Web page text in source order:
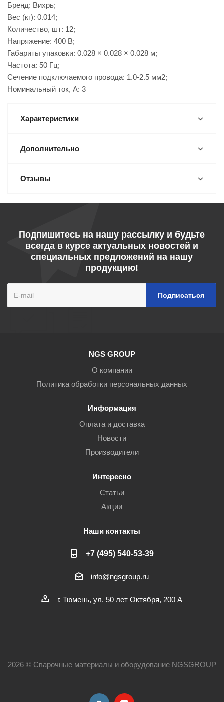
Бренд: Вихрь;
Вес (кг): 0.014;
Количество, шт: 12;
Напряжение: 400 В;
Габариты упаковки: 0.028 × 0.028 × 0.028 м;
Частота: 50 Гц;
Сечение подключаемого провода: 1.0-2.5 мм2;
Номинальный ток, А: 3
Характеристики
Дополнительно
Отзывы
Подпишитесь на нашу рассылку и будьте
всегда в курсе актуальных новостей и
специальных предложений на нашу
продукцию!
NGS GROUP
О компании
Политика обработки персональных данных
Информация
Оплата и доставка
Новости
Производители
Интересно
Статьи
Акции
Наши контакты
+7 (495) 540-53-39
info@ngsgroup.ru
г. Тюмень, ул. 50 лет Октября, 200 А
2026 © Сварочные материалы и оборудование NGSGROUP